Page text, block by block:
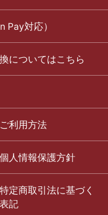
Pay対応）
についてはこちら
ご利用方法
個人情報保護方針
特定商取引法に基づく
表記